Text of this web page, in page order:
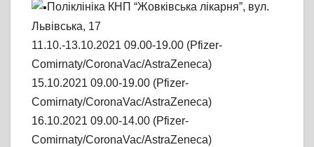
Поліклініка КНП “Жовківська лікарня”, вул.
Львівська, 17
11.10.-13.10.2021 09.00-19.00 (Pfizer-
Comirnaty/CoronaVac/AstraZeneca)
15.10.2021 09.00-19.00 (Pfizer-
Comirnaty/CoronaVac/AstraZeneca)
16.10.2021 09.00-14.00 (Pfizer-
Comirnaty/CoronaVac/AstraZeneca)